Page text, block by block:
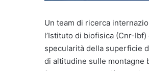
Un team di ricerca
l’Istituto di biofisica (Cnr-
specularità della superficie
di altitudine sulle montagne